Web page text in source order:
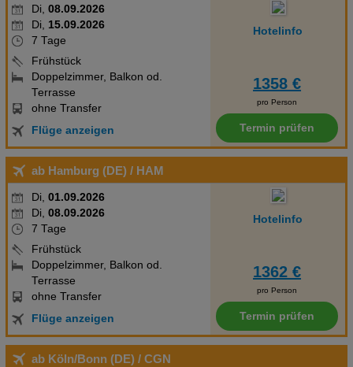
erziehungsberechtigt ist, so ist der Reiseanmelder verpflichtet,
hierzu vor Abschluss der Buchung etwaige zusätzlich geltende
Bedingungen über schauinsland-reisen oder dem Reisebüro zu
erfragen.
Di, 08.09.2026
Di, 15.09.2026
7 Tage
Frühstück
Doppelzimmer, Balkon od.
Terrasse
ohne Transfer
Flüge anzeigen
Hotelinfo
1358 €
pro Person
Termin prüfen
ab Hamburg (DE) / HAM
Di, 01.09.2026
Di, 08.09.2026
7 Tage
Frühstück
Doppelzimmer, Balkon od.
Terrasse
ohne Transfer
Flüge anzeigen
Hotelinfo
1362 €
pro Person
Termin prüfen
ab Köln/Bonn (DE) / CGN